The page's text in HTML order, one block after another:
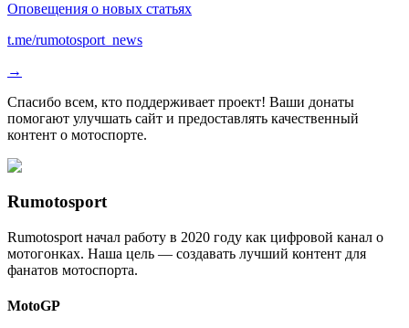
Оповещения о новых статьях
t.me/rumotosport_news
→
Спасибо всем, кто поддерживает проект! Ваши донаты
помогают улучшать сайт и предоставлять качественный
контент о мотоспорте.
Rumotosport
Rumotosport начал работу в 2020 году как цифровой канал о
мотогонках. Наша цель — создавать лучший контент для
фанатов мотоспорта.
MotoGP